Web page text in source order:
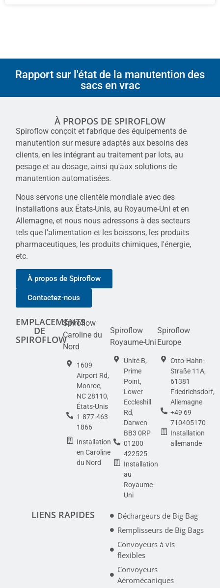
Rapport sur l'état de la manutention des
sacs en vrac
À PROPOS DE SPIROFLOW
Spiroflow conçoit et fabrique des équipements de
manutention sur mesure adaptés aux besoins des
clients, en les intégrant au traitement par lots, au
pesage et au dosage, ainsi qu'aux solutions de
manutention automatisées.
Nous servons une clientèle mondiale avec des
installations aux États-Unis, au Royaume-Uni et en
Allemagne, et nous nous adressons à des secteurs
tels que l'alimentation et les boissons, les produits
pharmaceutiques, les produits chimiques, l'énergie,
etc.
À propos de Spiroflow
Contactez-nous
EMPLACEMENTS
DE
SPIROFLOW
Spiroflow
Caroline du
Nord
1609
Airport Rd,
Monroe,
NC 28110,
États-Unis
1-877-463-
1866
Installation
en Caroline
du Nord
Spiroflow
Royaume-Uni
Unité B,
Prime
Point,
Lower
Eccleshill
Rd,
Darwen
BB3 0RP
01200
422525
Installation
au
Royaume-
Uni
Spiroflow
Europe
Otto-Hahn-
Straße 11A,
61381
Friedrichsdorf,
Allemagne
+49 69
710405170
Installation
allemande
LIENS RAPIDES
Déchargeurs de Big Bag
Remplisseurs de Big Bags
Convoyeurs à vis
flexibles
Convoyeurs
Aéromécaniques